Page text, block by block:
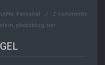
, Personal
2 comments
, photoblog, tier